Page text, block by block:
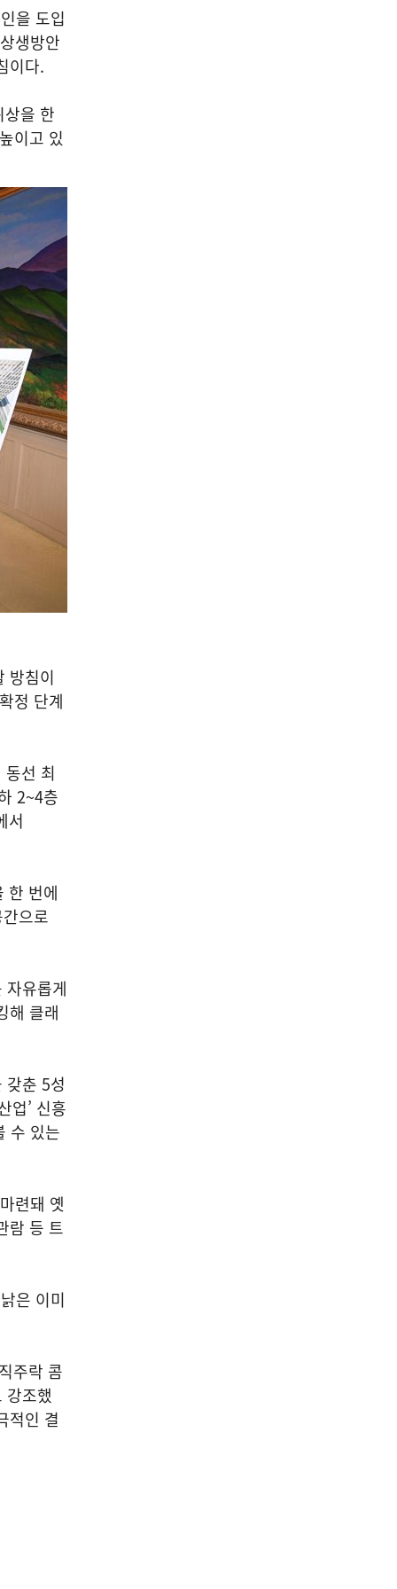
을 도입
생방안
이다.
을 한
이고 있
방침이
정 단계
선 최
2~4층
서
한 번에
으로
유롭게
해 클래
갖춘 5성
업’ 신흥
수 있는
련돼 옛
람 등 트
은 이미
주락 콤
강조했
적인 결